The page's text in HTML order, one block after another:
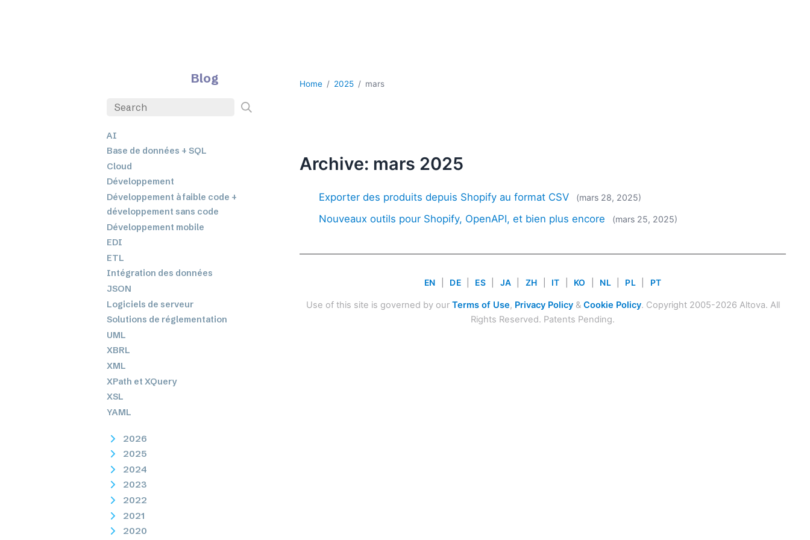
Blog
AI
Base de données + SQL
Cloud
Développement
Développement à faible code +
développement sans code
Développement mobile
EDI
ETL
Intégration des données
JSON
Logiciels de serveur
Solutions de réglementation
UML
XBRL
XML
XPath et XQuery
XSL
YAML
2026
2025
2024
2023
2022
2021
2020
Home 2025 mars
Archive: mars 2025
Exporter des produits depuis Shopify au format CSV (mars 28, 2025)
Nouveaux outils pour Shopify, OpenAPI, et bien plus encore (mars 25, 2025)
EN DE ES JA ZH IT KO NL PL PT
Use of this site is governed by our Terms of Use, Privacy Policy& Cookie Policy. Copyright 2005-2026 Altova. All
Rights Reserved. Patents Pending.